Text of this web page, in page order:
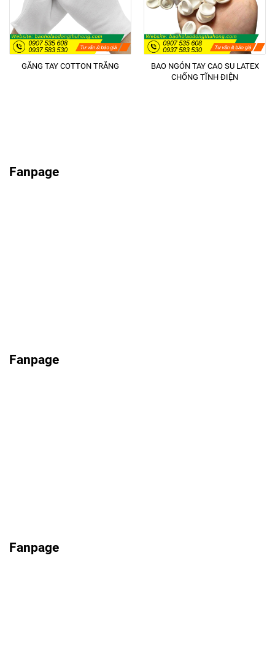
GĂNG TAY COTTON TRẮNG
BAO NGÓN TAY CAO SU LATEX
CHỐNG TĨNH ĐIỆN
Fanpage
Fanpage
Fanpage